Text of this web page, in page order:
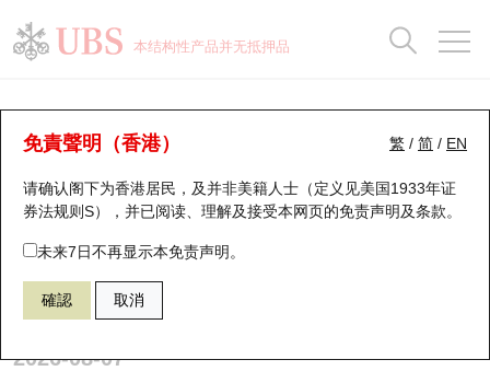
本结构性产品并无抵押品
繁 / 简 / EN
免責聲明（香港）
请确认阁下为香港居民，及并非美籍人士（定义见美国1933年证
券法规则S），并已阅读、理解及接受本网页的免责声明及条款。
未来7日不再显示本免责声明。
確認 取消
牛熊证分析仪
表现 街货统计 比较
59412 瑞银牛证 1093 石药集团
2026-08-07
瑞银认股证一览
新发行瑞银认股证
即将到期认股证
认股证到期结算价查找
认股证分析仪
街货统计
比较
牛熊全景快搜
牛熊证搜寻
牛熊证街货分布图
正股牛熊证列表
新发行瑞银牛熊证
街货统计
比较
十大升幅/跌幅
十大认股证成交分布
十天股证占大市成交
资金流
街货统计
正股分析仪
二十大活跃股份
恒指成份股
国指成份股
科指成份股
持股比重
显示所有持股比重
每月轮证大市专题
轮证专栏
讲座及教育短片
认股证投资者教育
牛熊证投资者教育